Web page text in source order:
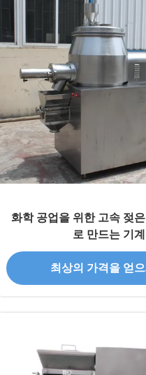
화학 공업을 위한 고속 젖은
로 만드는 기계
최상의 가격을 얻